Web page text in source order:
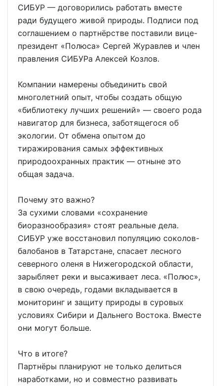
СИБУР — договорились работать вместе
ради будущего живой природы. Подписи под
соглашением о партнёрстве поставили вице-
президент «Полюса» Сергей Журавлев и член
правления СИБУРа Алексей Козлов.
Компании намерены объединить свой
многолетний опыт, чтобы создать общую
«библиотеку лучших решений» — своего рода
навигатор для бизнеса, заботящегося об
экологии. От обмена опытом до
тиражирования самых эффективных
природоохранных практик — отныне это
общая задача.
Почему это важно?
За сухими словами «сохранение
биоразнообразия» стоят реальные дела.
СИБУР уже восстановил популяцию соколов-
балобанов в Татарстане, спасает лесного
северного оленя в Нижегородской области,
зарыбляет реки и высаживает леса. «Полюс»,
в свою очередь, годами вкладывается в
мониторинг и защиту природы в суровых
условиях Сибири и Дальнего Востока. Вместе
они могут больше.
Что в итоге?
Партнёры планируют не только делиться
наработками, но и совместно развивать